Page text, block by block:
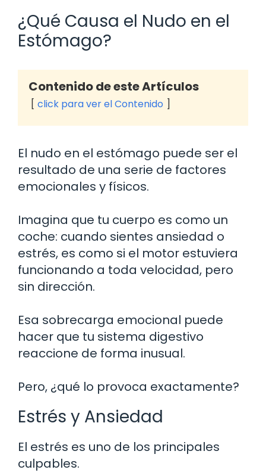
¿Qué Causa el Nudo en el
Estómago?
Contenido de este Artículos
click para ver el Contenido
El nudo en el estómago puede ser el
resultado de una serie de factores
emocionales y físicos.
Imagina que tu cuerpo es como un
coche: cuando sientes ansiedad o
estrés, es como si el motor estuviera
funcionando a toda velocidad, pero
sin dirección.
Esa sobrecarga emocional puede
hacer que tu sistema digestivo
reaccione de forma inusual.
Pero, ¿qué lo provoca exactamente?
Estrés y Ansiedad
El estrés es uno de los principales
culpables.